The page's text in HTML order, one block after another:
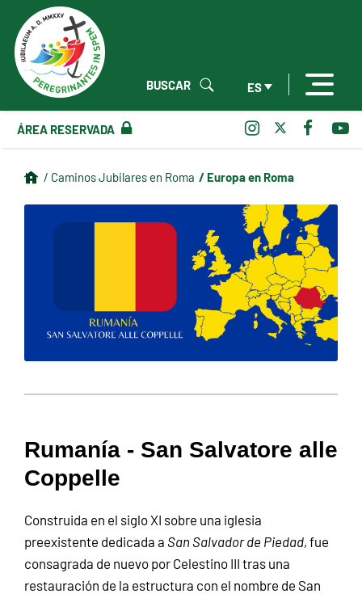
ES
BUSCAR
ÁREA RESERVADA
/ Caminos Jubilares en Roma / Europa en Roma
Rumanía - San Salvatore alle
Coppelle
Construida en el siglo XI sobre una iglesia
preexistente dedicada a San Salvador de Piedad, fue
consagrada de nuevo por Celestino III tras una
restauración de la estructura con el nombre de San